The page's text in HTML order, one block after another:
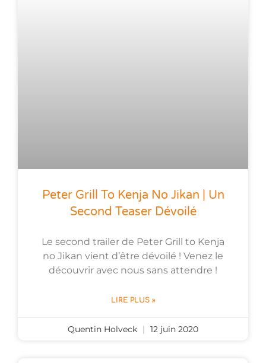
Peter Grill To Kenja No Jikan | Un
Second Teaser Dévoilé
Le second trailer de Peter Grill to Kenja
no Jikan vient d’être dévoilé ! Venez le
découvrir avec nous sans attendre !
LIRE PLUS »
Quentin Holveck 12 juin 2020